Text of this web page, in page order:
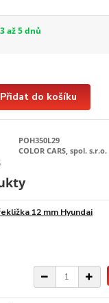
až 5 dnů
Přidat do košíku
POH350L29
COLOR CARS, spol. s.r.o.
12 mm Hyundai